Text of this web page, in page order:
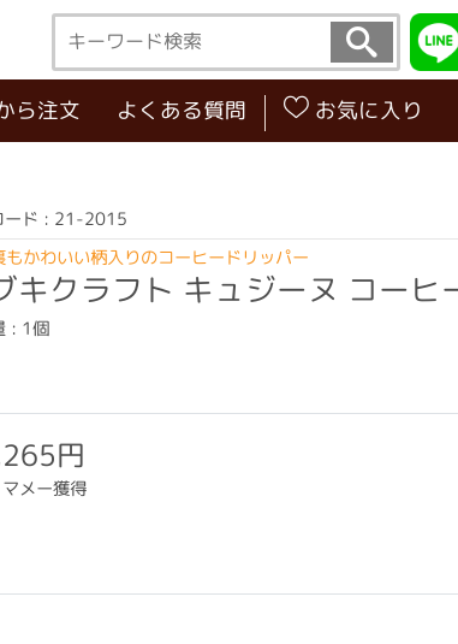
ら注文 よくある質問 お気に入り
ード : 21-2015
もかわいい柄入りのコーヒードリッパー
キクラフト キュジーヌ コーヒ
: 1個
円
メー獲得